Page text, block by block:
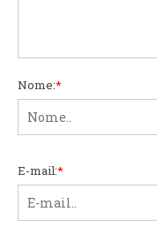
Nome:*
E-mail:*